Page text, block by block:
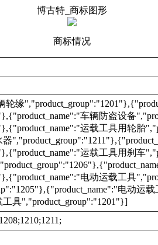
博古特_商标图形
商标情况
轮缘
车辆防盗设备
运载工具用轮胎
运载工具用刹车
电动运载工具
电动运
具","product_group":"1201"}]